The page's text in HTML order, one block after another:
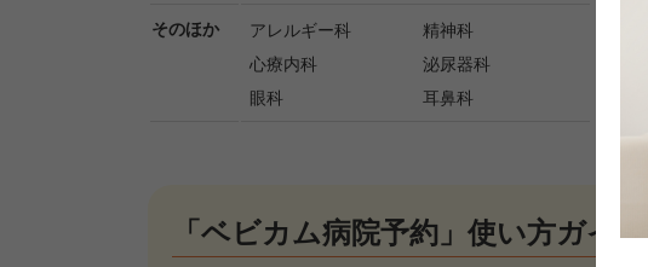
そのほか アレルギー科
精神科
心療内科
泌尿器科
眼科
耳鼻科
「ベビカム病院予約」使い方ガイド